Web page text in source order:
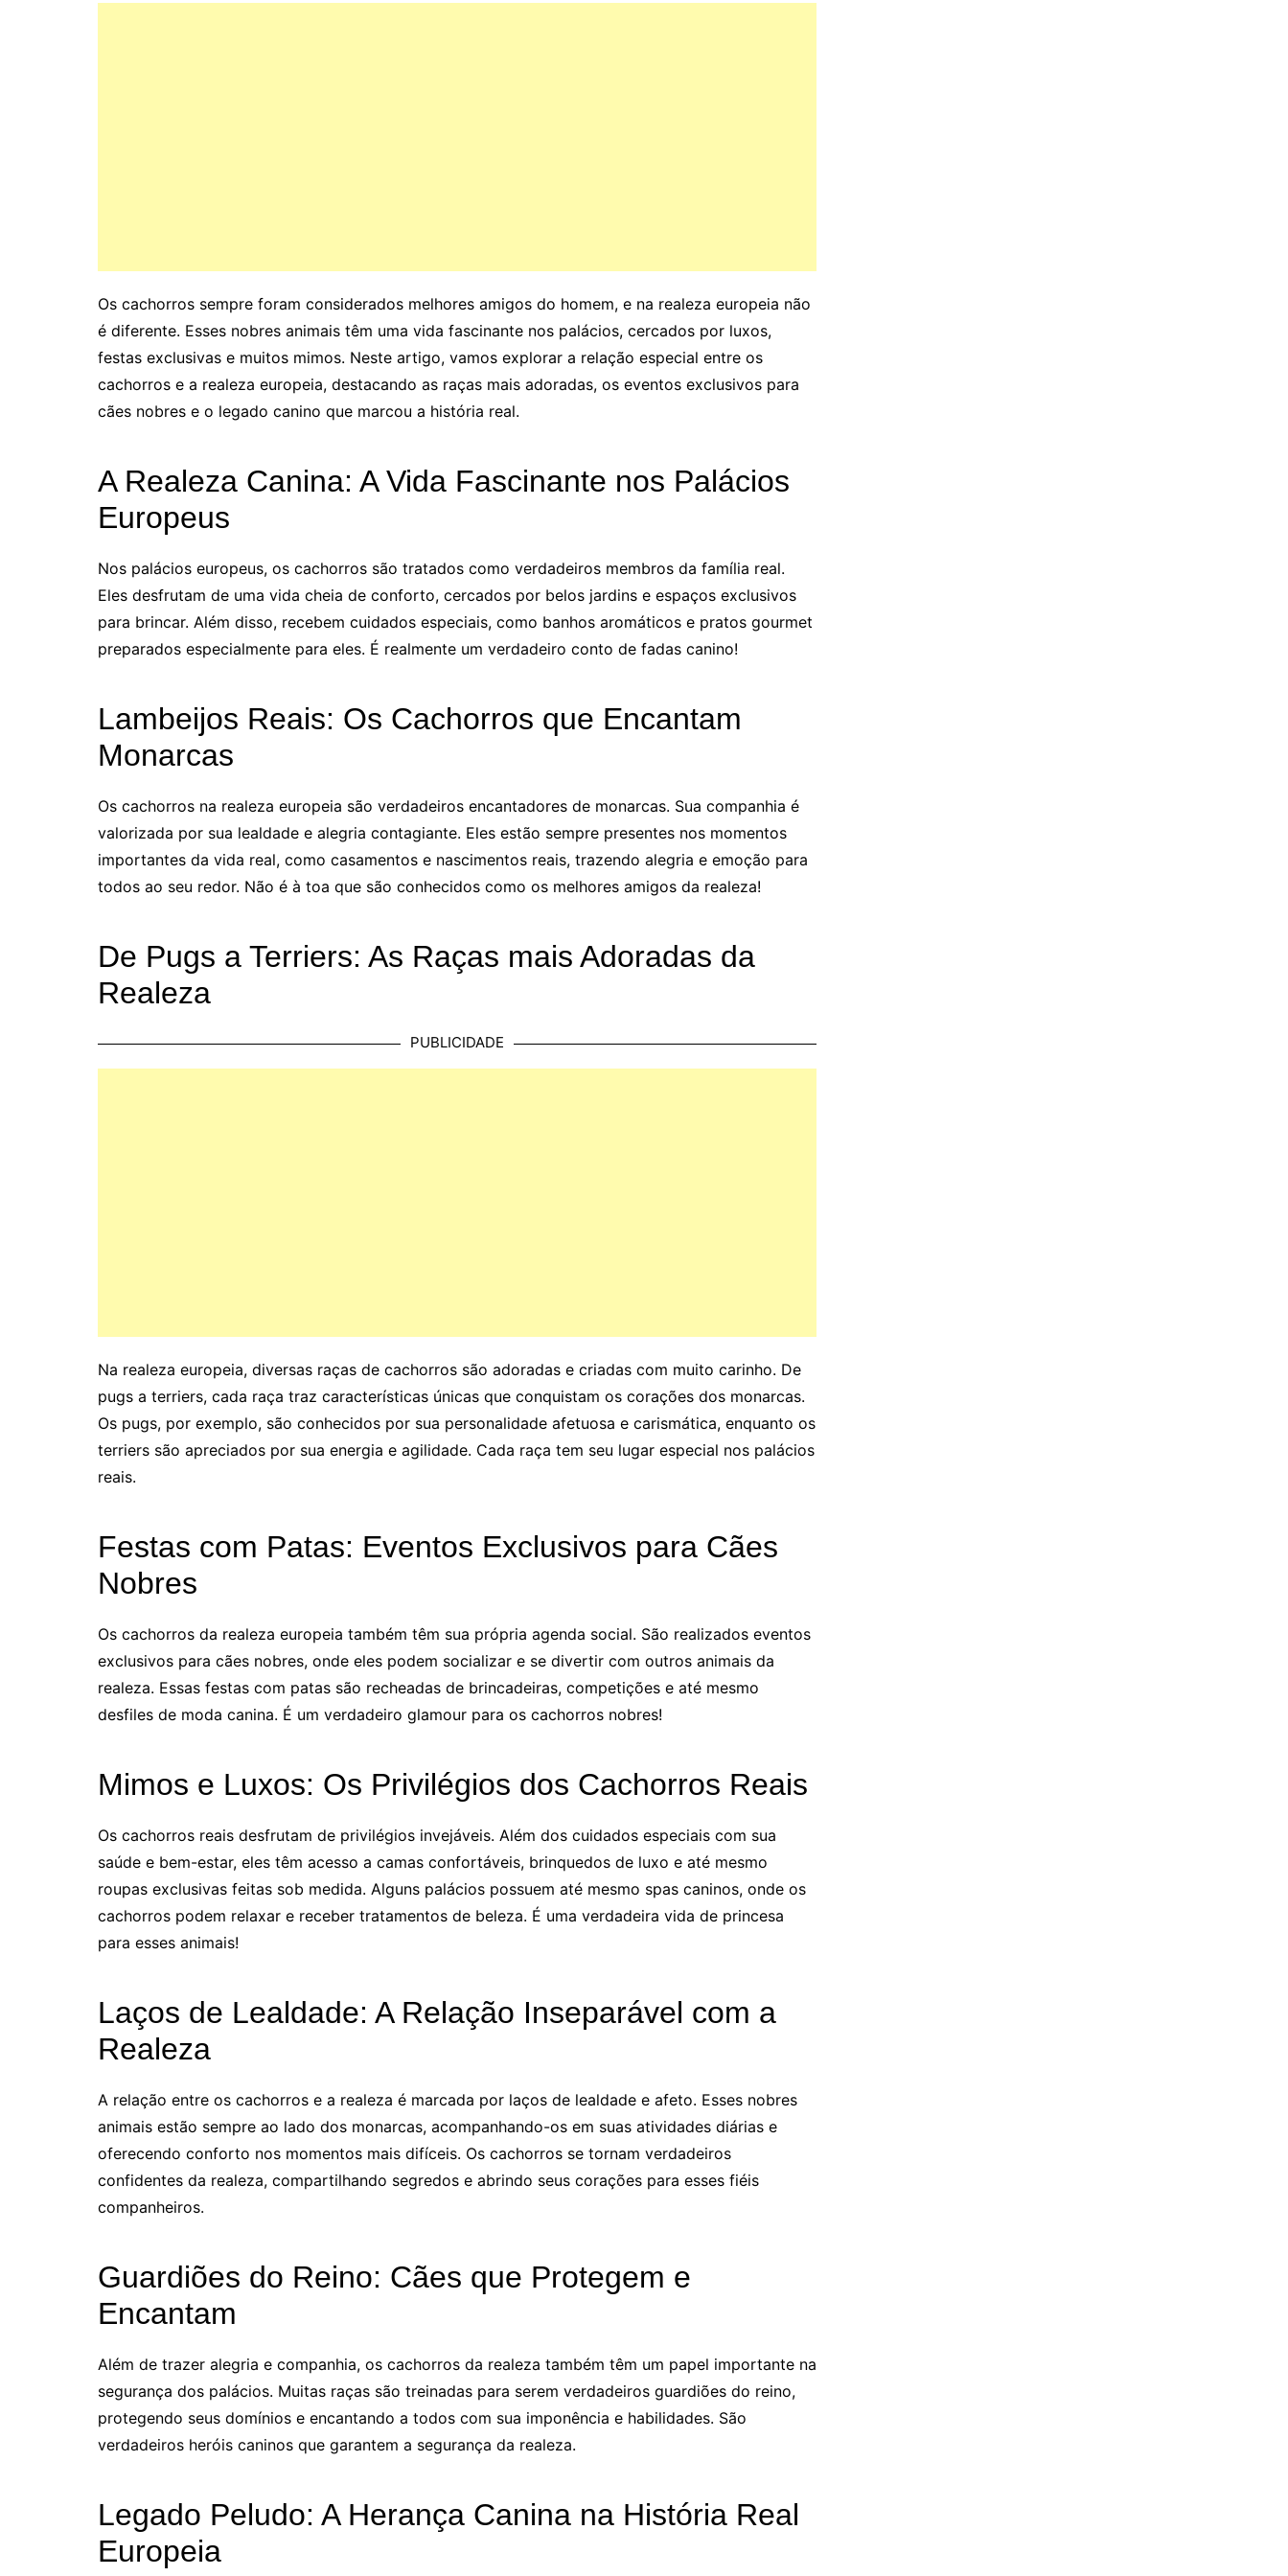
Os cachorros sempre foram considerados melhores amigos do homem, e na realeza europeia não
é diferente. Esses nobres animais têm uma vida fascinante nos palácios, cercados por luxos,
festas exclusivas e muitos mimos. Neste artigo, vamos explorar a relação especial entre os
cachorros e a realeza europeia, destacando as raças mais adoradas, os eventos exclusivos para
cães nobres e o legado canino que marcou a história real.
A Realeza Canina: A Vida Fascinante nos Palácios
Europeus
Nos palácios europeus, os cachorros são tratados como verdadeiros membros da família real.
Eles desfrutam de uma vida cheia de conforto, cercados por belos jardins e espaços exclusivos
para brincar. Além disso, recebem cuidados especiais, como banhos aromáticos e pratos gourmet
preparados especialmente para eles. É realmente um verdadeiro conto de fadas canino!
Lambeijos Reais: Os Cachorros que Encantam
Monarcas
Os cachorros na realeza europeia são verdadeiros encantadores de monarcas. Sua companhia é
valorizada por sua lealdade e alegria contagiante. Eles estão sempre presentes nos momentos
importantes da vida real, como casamentos e nascimentos reais, trazendo alegria e emoção para
todos ao seu redor. Não é à toa que são conhecidos como os melhores amigos da realeza!
De Pugs a Terriers: As Raças mais Adoradas da
Realeza
PUBLICIDADE
Na realeza europeia, diversas raças de cachorros são adoradas e criadas com muito carinho. De
pugs a terriers, cada raça traz características únicas que conquistam os corações dos monarcas.
Os pugs, por exemplo, são conhecidos por sua personalidade afetuosa e carismática, enquanto os
terriers são apreciados por sua energia e agilidade. Cada raça tem seu lugar especial nos palácios
reais.
Festas com Patas: Eventos Exclusivos para Cães
Nobres
Os cachorros da realeza europeia também têm sua própria agenda social. São realizados eventos
exclusivos para cães nobres, onde eles podem socializar e se divertir com outros animais da
realeza. Essas festas com patas são recheadas de brincadeiras, competições e até mesmo
desfiles de moda canina. É um verdadeiro glamour para os cachorros nobres!
Mimos e Luxos: Os Privilégios dos Cachorros Reais
Os cachorros reais desfrutam de privilégios invejáveis. Além dos cuidados especiais com sua
saúde e bem-estar, eles têm acesso a camas confortáveis, brinquedos de luxo e até mesmo
roupas exclusivas feitas sob medida. Alguns palácios possuem até mesmo spas caninos, onde os
cachorros podem relaxar e receber tratamentos de beleza. É uma verdadeira vida de princesa
para esses animais!
Laços de Lealdade: A Relação Inseparável com a
Realeza
A relação entre os cachorros e a realeza é marcada por laços de lealdade e afeto. Esses nobres
animais estão sempre ao lado dos monarcas, acompanhando-os em suas atividades diárias e
oferecendo conforto nos momentos mais difíceis. Os cachorros se tornam verdadeiros
confidentes da realeza, compartilhando segredos e abrindo seus corações para esses fiéis
companheiros.
Guardiões do Reino: Cães que Protegem e
Encantam
Além de trazer alegria e companhia, os cachorros da realeza também têm um papel importante na
segurança dos palácios. Muitas raças são treinadas para serem verdadeiros guardiões do reino,
protegendo seus domínios e encantando a todos com sua imponência e habilidades. São
verdadeiros heróis caninos que garantem a segurança da realeza.
Legado Peludo: A Herança Canina na História Real
Europeia